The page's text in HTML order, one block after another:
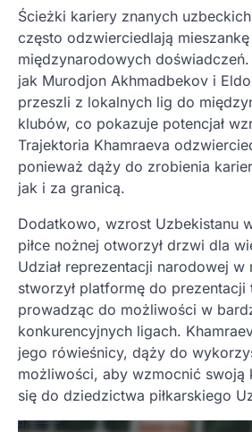
Ścieżki kariery znanych
często odzwierciedlają
międzynarodowych
jak Murodjon Akhmadbekov i
przeszli z lokalnych lig do
klubów, co pokazuje potencjał
Trajektoria Khamraeva
ponieważ dąży do zrobienia
jak i za granicą.
Dodatkowo, wzrost Uzbekistanu
piłce nożnej otworzył drzwi dla
Udział reprezentacji narodowej
stworzył platformę do prezentacji
prowadząc do możliwości w
konkurencyjnych ligach.
jego rówieśnicy, dąży do
możliwości, aby wzmocnić swoją
się do dziedzictwa piłkarskiego